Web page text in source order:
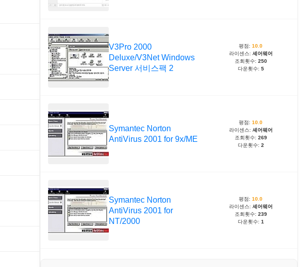
구축
V3Pro 2000
Deluxe/V3Net Windows
Server 서비스팩 2
평점:10.0
라이센스: 셰어웨어
조회횟수: 250
다운횟수: 5
Symantec Norton
AntiVirus 2001 for 9x/ME
평점:10.0
라이센스: 셰어웨어
조회횟수: 269
다운횟수: 2
Symantec Norton
AntiVirus 2001 for
NT/2000
평점:10.0
라이센스: 셰어웨어
조회횟수: 239
다운횟수: 1